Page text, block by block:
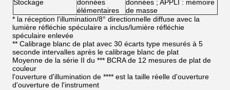
Stockage
données
élémentaires
données ; APPLI : mémoire
de masse
* la réception l'illumination/8° directionnelle diffuse avec la
lumière réfléchie spéculaire a inclus/lumière réfléchie
spéculaire enlevée
** Calibrage blanc de plat avec 30 écarts type mesurés à 5
seconde intervalles après le calibrage blanc de plat
Moyenne de la série II du *** BCRA de 12 mesures de plat de
couleur
l'ouverture d'illumination de **** est la taille réelle d'ouverture
d'ouverture de l'instrument